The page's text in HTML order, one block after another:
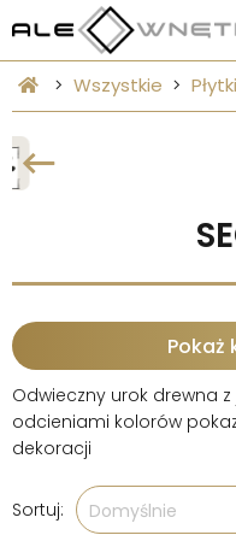
Wszystkie Płytki
Pokaż
Odwieczny urok drewna
odcieniami kolorów
dekoracji
Sortuj: Domyślnie